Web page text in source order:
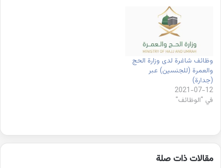
وظائف شاغرة لدى وزارة الحج
والعمرة (للجنسين) عبر
(جدارة)
2021-07-12
في "الوظائف"
مقالات ذات صلة